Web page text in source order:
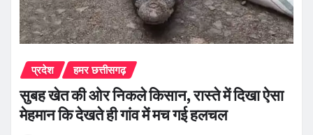
प्रदेश हमर छत्तीसगढ़
सुबह खेत की ओर निकले किसान, रास्ते में दिखा ऐसा
मेहमान कि देखते ही गांव में मच गई हलचल